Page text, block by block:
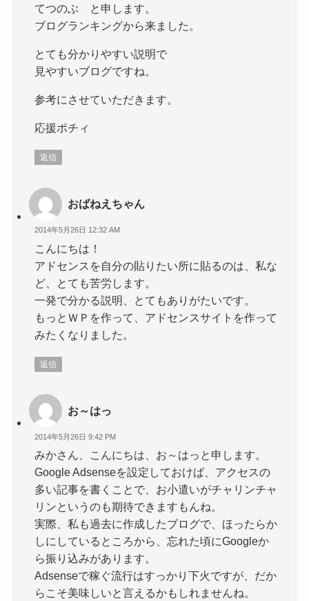
てつのぶ と申します。
ブログランキングから来ました。
とても分かりやすい説明で
見やすいブログですね。
参考にさせていただきます。
応援ポチィ
返信
おばねえちゃん
2014年5月26日 12:32 AM
こんにちは！
アドセンスを自分の貼りたい所に貼るのは、私な
ど、とても苦労します。
一発で分かる説明、とてもありがたいです。
もっとＷＰを作って、アドセンスサイトを作って
みたくなりました。
返信
お～はっ
2014年5月26日 9:42 PM
みかさん、こんにちは、お～はっと申します。
Google Adsenseを設定しておけば、アクセスの
多い記事を書くことで、お小遣いがチャリンチャ
リンというのも期待できますもんね。
実際、私も過去に作成したブログで、ほったらか
しにしているところから、忘れた頃にGoogleか
ら振り込みがあります。
Adsenseで稼ぐ流行はすっかり下火ですが、だか
らこそ美味しいと言えるかもしれませんね。